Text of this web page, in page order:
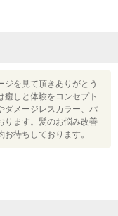
ジを見て頂きありがとう
癒しと体験をコンセプト
ダメージレスカラー、パ
ります。髪のお悩み改善
待ちしております。